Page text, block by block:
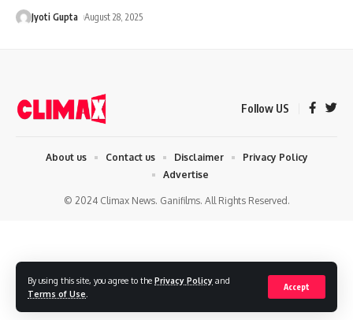
By using this site, you agree to the Privacy Policy and
Terms of Use
Accept
Jyoti Gupta August 28, 2025
Follow US
© 2024 Climax News. Ganifilms. All Rights Reserved.
About us Contact us Disclaimer
Privacy Policy
Advertise